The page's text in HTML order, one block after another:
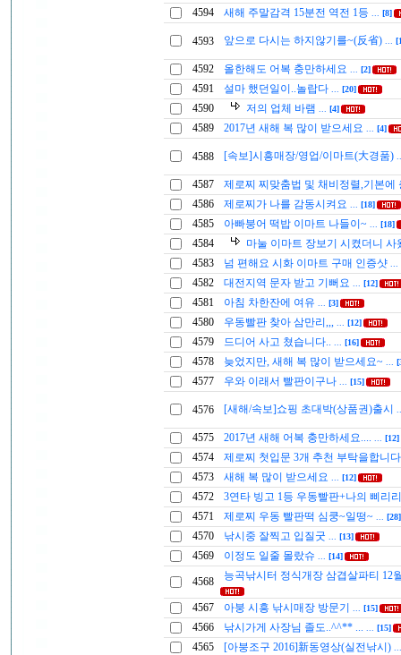
4594
새해 주말감격 15분전 역전 1등 [8]
4593 앞으로 다시는 하지않기를~(反省)
4592 올한해도 어복 충만하세요 [2]
4591 설마 했던일이..놀랍다 [20]
4590 저의 업체 바램 [4]
4589 2017년 새해 복 많이 받으세요 [4]
4588 [속보]시흥매장/영업/이마트(大경품)
4587
제로찌 찌맞춤법 및 채비정렬,기본에
4586
제로찌가 나를 감동시켜요 [18]
4585 아빠붕어 떡밥 이마트 나들이~ [18]
4584
마눌 이마트 장보기 시켰더니
4583
넘 편해요 시화 이마트 구매 인증샷
4582 대전지역 문자 받고 기뻐요 [12]
4581 아침 차한잔에 여유 [3]
4580 우동빨판 찾아 삼만리,,, [12]
4579 드디어 사고 쳤습니다.. [16]
4578 늦었지만, 새해 복 많이 받으세요~
4577 우와 이래서 빨판이구나 [15]
4576 [새해/속보]쇼핑 초대박(상품권)출시
4575 2017년 새해 어복 충만하세요.... [12]
4574
제로찌 첫입문 3개 추천 부탁을합니
4573
새해 복 많이 받으세요 [12]
4572
3연타 빙고 1등 우동빨판+나의 삐리
4571
제로찌 우동 빨판떡 심쿵~일떵~ [28]
4570 낚시중 잘찍고 입질굿 [13]
4569 이정도 일줄 몰랐슈 [14]
4568 능곡낚시터 정식개장 삼겹살파티 12
4567 아붕 시흥 낚시매장 방문기 [15]
4566 낚시가게 사장님 졸도..^^** ... [15]
4565 [아붕조구 2016]新동영상(실전낚시)